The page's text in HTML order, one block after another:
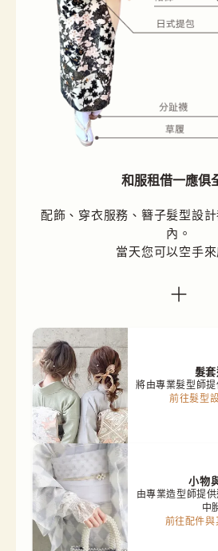
和服租借一應俱
配飾、穿衣服務、簪子髮型設
內。
當天您可以空手來
髮
將由專業髮型師
前往髮型
小物
由專業造型師提
中
前往配件